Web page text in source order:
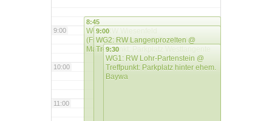
9:00
10:00
11:00
8:45
WG3: RW Wiesenfeld
(Frühjahrsblumen)@ Treffpunkt:
Mainparkplatz in Sendelbach
9:00
WG2: RW Langenprozelten@
Treffpunkt: Parkplatz Westtangente
9:30
WG1: RW Lohr-Partenstein @
Treffpunkt: Parkplatz hinter ehem.
Baywa